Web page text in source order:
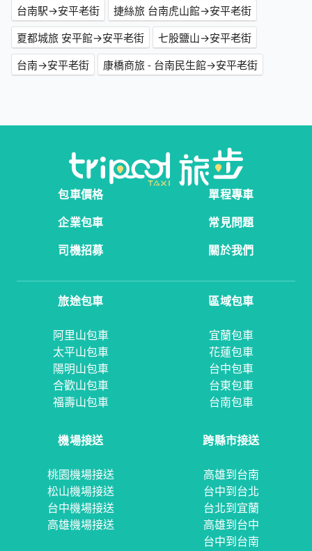
台南駅→安平老街
捷絲旅 台南虎山館→安平老街
夏都城旅 安平館→安平老街
七股鹽山→安平老街
台南→安平老街
康橋商旅 - 台南民生館→安平老街
包車價格
單程專車
企業包車
常見問題
司機招募
關於我們
旅途包車
阿里山包車
太平山包車
陽明山包車
合歡山包車
福壽山包車
區域包車
宜蘭包車
花蓮包車
台中包車
台東包車
台南包車
機場接送
桃園機場接送
松山機場接送
台中機場接送
高雄機場接送
跨縣市接送
高雄到台南
台中到台北
台北到宜蘭
高雄到台中
台中到台南